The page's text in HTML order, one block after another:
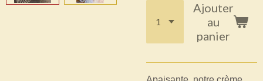
Ajouter
au
panier